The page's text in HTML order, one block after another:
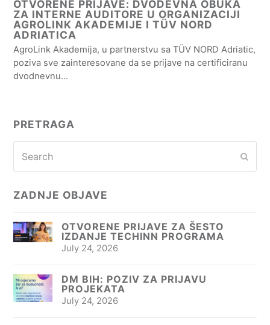
OTVORENE PRIJAVE: DVODEVNA OBUKA
ZA INTERNE AUDITORE U ORGANIZACIJI
AGROLINK AKADEMIJE I TÜV NORD
ADRIATICA
AgroLink Akademija, u partnerstvu sa TÜV NORD Adriatic,
poziva sve zainteresovane da se prijave na certificiranu
dvodnevnu…
PRETRAGA
ZADNJE OBJAVE
OTVORENE PRIJAVE ZA ŠESTO
IZDANJE TECHINN PROGRAMA
July 24, 2026
DM BIH: POZIV ZA PRIJAVU
PROJEKATA
July 24, 2026